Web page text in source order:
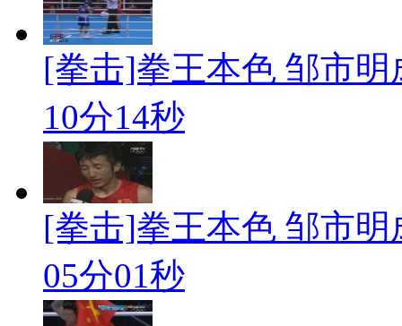
[拳击]拳王本色 邹市
10分14秒
[拳击]拳王本色 邹市
05分01秒